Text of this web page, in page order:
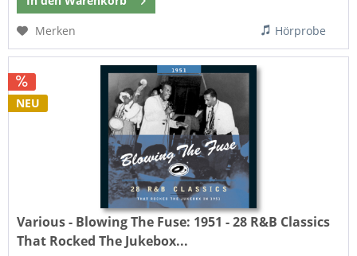
Merken
Hörprobe
NEU
Various - Blowing The Fuse: 1951 - 28 R&B Classics
That Rocked The Jukebox...